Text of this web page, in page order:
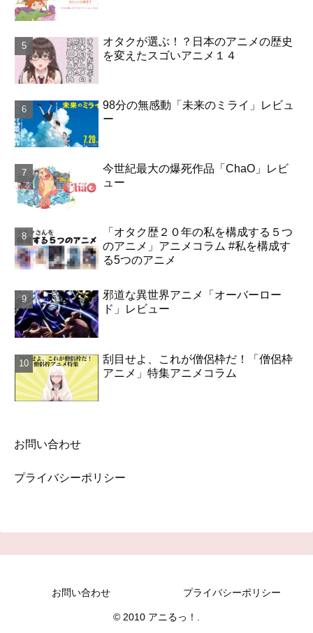
オタクが選ぶ！？日本のアニメの歴史
を変えたスゴいアニメ１４
98分の無感動「未来のミライ」レビュ
ー
今世紀最大の爆死作品「ChaO」レビ
ュー
「オタク歴２０年の私を構成する５つ
のアニメ」アニメコラム #私を構成す
る5つのアニメ
邪道な異世界アニメ「オーバーロー
ド」レビュー
刮目せよ、これが僧侶枠だ！「僧侶枠
アニメ」特集アニメコラム
お問い合わせ
プライバシーポリシー
お問い合わせ プライバシーポリシー
© 2010 アニるっ！.